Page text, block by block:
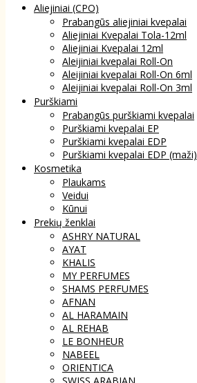
Aliejiniai (CPO)
Prabangūs aliejiniai kvepalai
Aliejiniai Kvepalai Tola-12ml
Aliejiniai Kvepalai 12ml
Aleijiniai kvepalai Roll-On
Aleijiniai kvepalai Roll-On 6ml
Aleijiniai kvepalai Roll-On 3ml
Purškiami
Prabangūs purškiami kvepalai
Purškiami kvepalai EP
Purškiami kvepalai EDP
Purškiami kvepalai EDP (maži)
Kosmetika
Plaukams
Veidui
Kūnui
Prekių ženklai
ASHRY NATURAL
AYAT
KHALIS
MY PERFUMES
SHAMS PERFUMES
AFNAN
AL HARAMAIN
AL REHAB
LE BONHEUR
NABEEL
ORIENTICA
SWISS ARABIAN